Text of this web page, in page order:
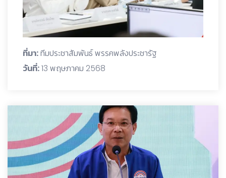
ที่มา:ทีมประชาสัมพันธ์ พรรคพลังประชารัฐ
วันที่:13 พฤษภาคม 2568